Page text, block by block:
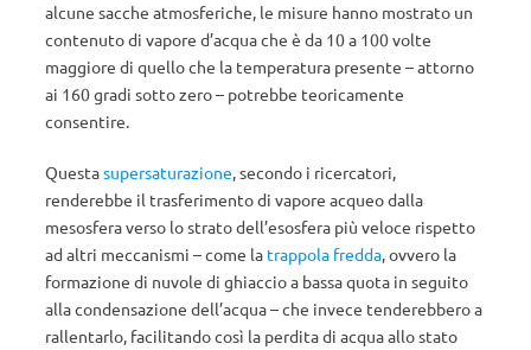
alcune sacche atmosferiche, le misure hanno mostrato un
contenuto di vapore d’acqua che è da 10 a 100 volte
maggiore di quello che la temperatura presente – attorno
ai 160 gradi sotto zero – potrebbe teoricamente
consentire.
Questasupersaturazione, secondo i ricercatori,
renderebbe il trasferimento di vapore acqueo dalla
mesosfera verso lo strato dell’esosfera più veloce rispetto
ad altri meccanismi – come la trappola fredda, ovvero la
formazione di nuvole di ghiaccio a bassa quota in seguito
alla condensazione dell’acqua – che invece tenderebbero a
rallentarlo, facilitando così la perdita di acqua allo stato